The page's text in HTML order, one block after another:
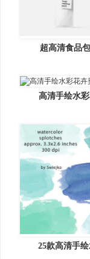
超高清食品
高清手绘水
25款高清手